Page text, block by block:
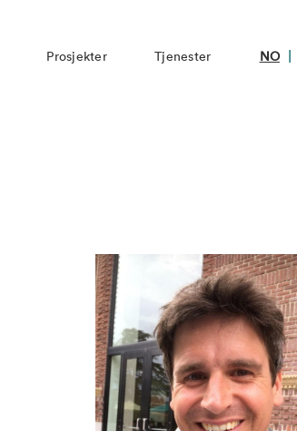
Prosjekter Tjenester NO |